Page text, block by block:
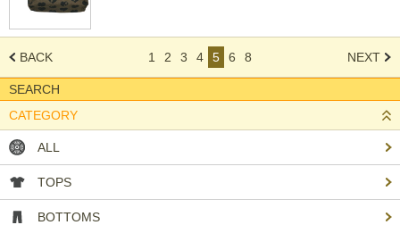
BACK 1 2 3 4 5 6 8 NEXT
SEARCH
CATEGORY
ALL
TOPS
BOTTOMS